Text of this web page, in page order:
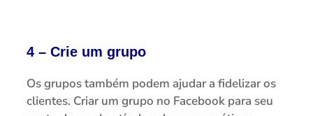
4 – Crie um grupo
Os grupos também podem ajudar a fidelizar os
clientes. Criar um grupo no Facebook para seu